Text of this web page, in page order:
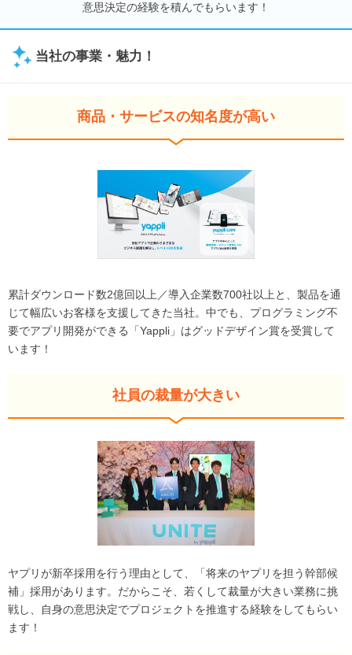
意思決定の経験を積んでもらいます！
当社の事業・魅力！
商品・サービスの知名度が高い
累計ダウンロード数2億回以上／導入企業数700社以上と、製品を通
じて幅広いお客様を支援してきた当社。中でも、プログラミング不
要でアプリ開発ができる「Yappli」はグッドデザイン賞を受賞して
います！
社員の裁量が大きい
ヤプリが新卒採用を行う理由として、「将来のヤプリを担う幹部候
補」採用があります。だからこそ、若くして裁量が大きい業務に挑
戦し、自身の意思決定でプロジェクトを推進する経験をしてもらい
ます！